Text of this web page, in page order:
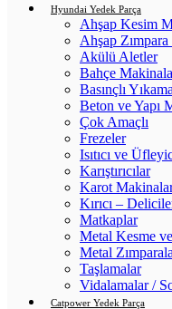
Hyundai Yedek Parça
Ahşap Kesim
Ahşap
Akülü Aletler
Bahçe
Basınçlı
Beton ve Yapı
Çok Amaçlı
Frezeler
Isıtıcı ve
Karıştırıcılar
Karot
Kırıcı –
Matkaplar
Metal Kesme
Metal
Taşlamalar
Vidalamalar /
Catpower Yedek Parça